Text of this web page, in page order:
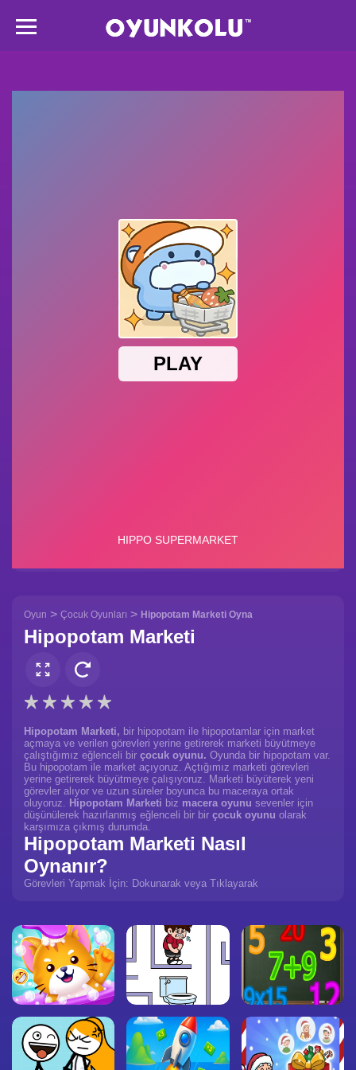
Oyun > Çocuk Oyunları > Hipopotam Marketi Oyna
Hipopotam Marketi
Hipopotam Marketi, bir hipopotam ile hipopotamlar için market
açmaya ve verilen görevleri yerine getirerek marketi büyütmeye
çalıştığımız eğlenceli bir çocuk oyunu. Oyunda bir hipopotam var.
Bu hipopotam ile market açıyoruz. Açtığımız marketi görevleri
yerine getirerek büyütmeye çalışıyoruz. Marketi büyüterek yeni
görevler alıyor ve uzun süreler boyunca bu maceraya ortak
oluyoruz. Hipopotam Marketi biz macera oyunu sevenler için
düşünülerek hazırlanmış eğlenceli bir bir çocuk oyunu olarak
karşımıza çıkmış durumda.
Hipopotam Marketi Nasıl
Oynanır?
Görevleri Yapmak İçin: Dokunarak veya Tıklayarak